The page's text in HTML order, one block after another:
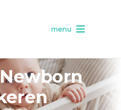
menu
Newborn